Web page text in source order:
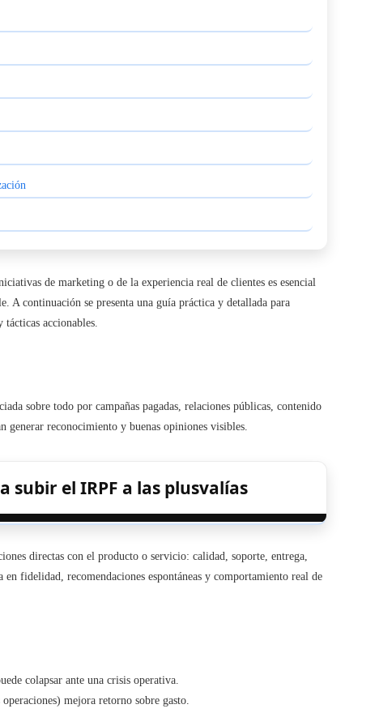
de marketing o de la experiencia real de clientes es esencial
A continuación se presenta una guía práctica y detallada para
accionables.
sobre todo por campañas pagadas, relaciones públicas, contenido
generar reconocimiento y buenas opiniones visibles.
subir el IRPF a las plusvalías
directas con el producto o servicio: calidad, soporte, entrega,
fidelidad, recomendaciones espontáneas y comportamiento real de
colapsar ante una crisis operativa.
mejora retorno sobre gasto.